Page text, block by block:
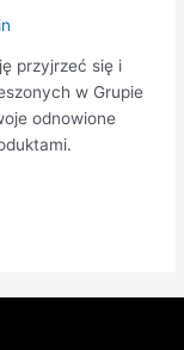
przyjrzeć się i
w Grupie
odnowione